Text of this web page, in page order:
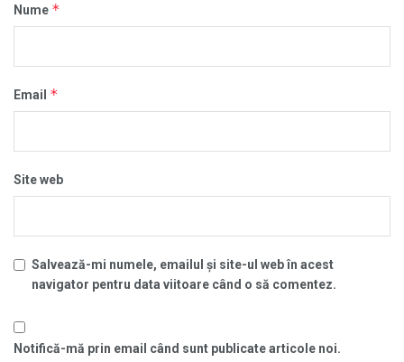
Nume *
Email *
Site web
Salvează-mi numele, emailul și site-ul web în acest
navigator pentru data viitoare când o să comentez.
Notifică-mă prin email când sunt publicate articole noi.